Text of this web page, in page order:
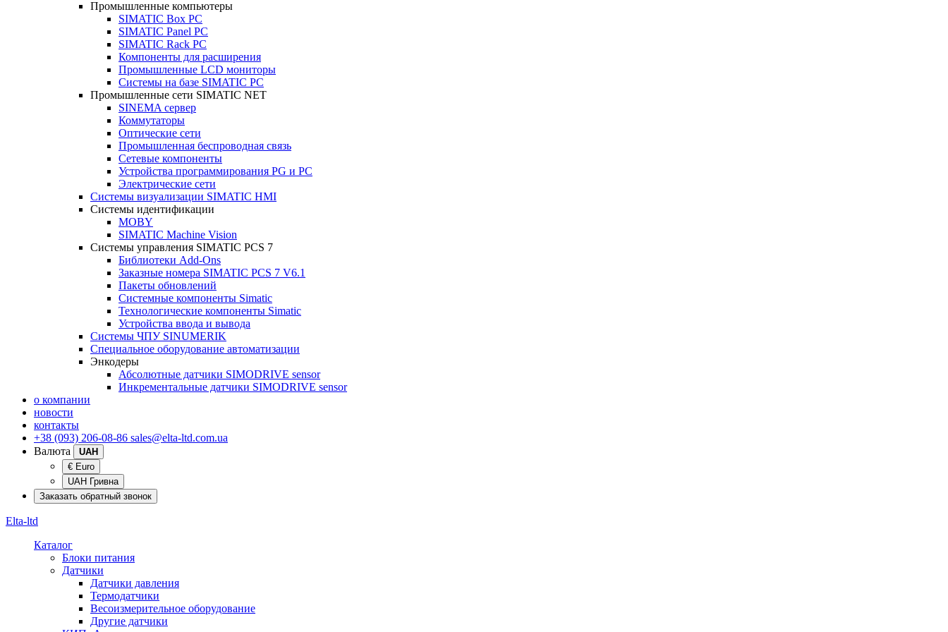
Промышленные компьютеры
SIMATIC Box PC
SIMATIC Panel PС
SIMATIC Rack PC
Компоненты для расширения
Промышленные LCD мониторы
Системы на базе SIMATIC PC
Промышленные сети SIMATIC NET
SINEMA сервер
Коммутаторы
Оптические сети
Промышленная беспроводная связь
Сетевые компоненты
Устройства программирования PG и PC
Электрические сети
Системы визуализации SIMATIC HMI
Системы идентификации
MOBY
SIMATIC Machine Vision
Системы управления SIMATIC PCS 7
Библиотеки Add-Ons
Заказные номера SIMATIC PCS 7 V6.1
Пакеты обновлений
Системные компоненты Simatic
Технологические компоненты Simatic
Устройства ввода и вывода
Системы ЧПУ SINUMERIK
Специальное оборудование автоматизации
Энкодеры
Абсолютные датчики SIMODRIVE sensor
Инкрементальные датчики SIMODRIVE sensor
о компании
новости
контакты
+38 (093) 206-08-86 sales@elta-ltd.com.ua
Валюта
UAH
€ Euro
UAH Гривна
Заказать обратный звонок
Elta-ltd
Каталог
Блоки питания
Датчики
Датчики давления
Термодатчики
Весоизмерительное оборудование
Другие датчики